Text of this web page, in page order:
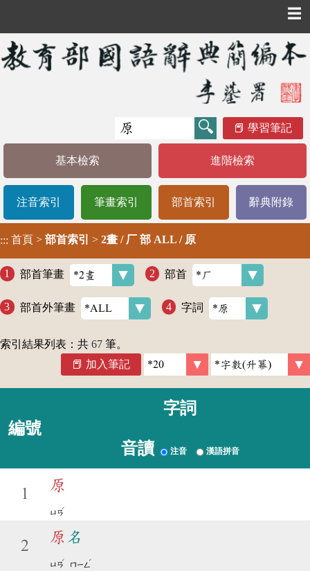
☰
學習筆記
基本檢索 進階檢索
注音索引 筆畫索引 部首索引 辭典附錄
::: 首頁 > 部首索引 > 2畫 / 厂 部 ALL / 原
部首筆畫 部首
部首外筆畫 字詞
索引結果列表：共 67 筆。
加入筆記
編號
字詞
音讀 注音 漢語拼音
1
原
ㄩㄢ
ˊ
2
原 名
ㄩㄢ
ˊ
ㄇㄧㄥ
ˊ